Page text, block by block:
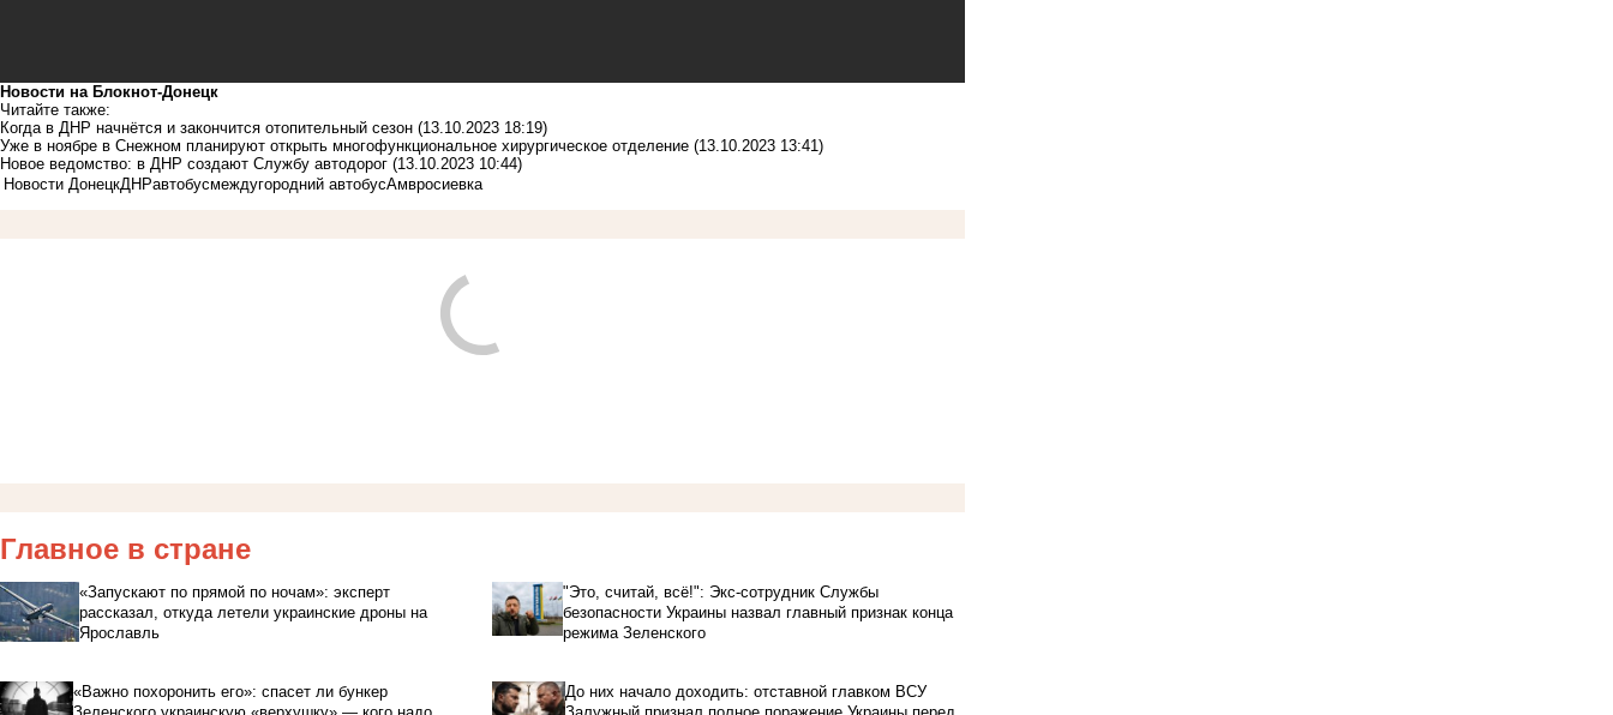
Новости на Блoкнoт-Донецк
Читайте также:
Когда в ДНР начнётся и закончится отопительный сезон (13.10.2023 18:19)
Уже в ноябре в Снежном планируют открыть многофункциональное хирургическое отделение (13.10.2023 13:41)
Новое ведомство: в ДНР создают Службу автодорог (13.10.2023 10:44)
Новости ДонецкДНРавтобусмеждугородний автобусАмвросиевка
Главное в стране
«Запускают по прямой по ночам»: эксперт
рассказал, откуда летели украинские дроны на
Ярославль
"Это, считай, всё!": Экс-сотрудник Службы
безопасности Украины назвал главный признак конца
режима Зеленского
«Важно похоронить его»: спасет ли бункер
До них начало доходить: отставной главком ВСУ